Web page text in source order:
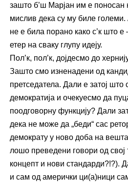
зашто б’ш Марјан им е поносан
мислив дека су му биле
не е била порано како с’к што
етер на сваку глупу идеју.
Пол’к, пол’к, дојдесмо до
Зашто смо изненадени од
претседатела. Дали е затој
демократија и очекуесмо да
поодговорну функцију? Дали
дека не може да „беди“ сас
демократу у ново доба на
лошо преведени говори од свој
концепт и нови стандарди?!?).
и сам од амерички ци(а)ници